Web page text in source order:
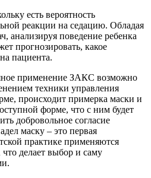
есть вероятность
реакции на седацию. Обладая
анализируя поведение ребенка
прогнозировать, какое
пациента.
применение ЗАКС возможно
техники управления
происходит примерка маски и
форме, что с ним будет
добровольное согласие
маску – это первая
практике применяются
делает выбор и саму